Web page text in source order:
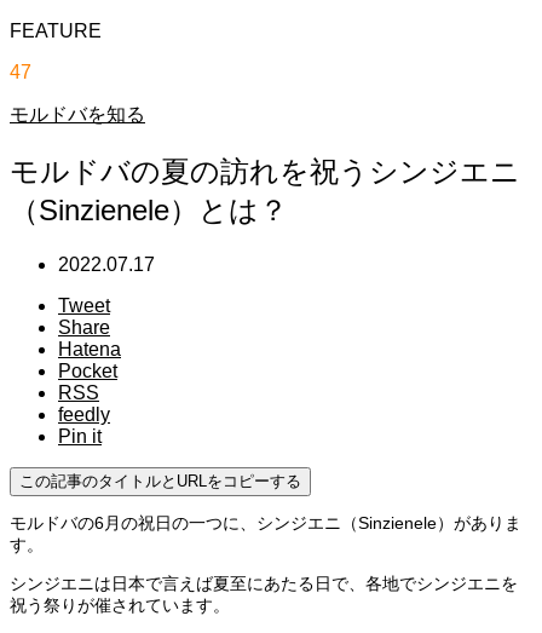
FEATURE
47
モルドバを知る
モルドバの夏の訪れを祝うシンジエニ
（Sinzienele）とは？
2022.07.17
Tweet
Share
Hatena
Pocket
RSS
feedly
Pin it
この記事のタイトルとURLをコピーする
モルドバの6月の祝日の一つに、シンジエニ（Sinzienele）がありま
す。
シンジエニは日本で言えば夏至にあたる日で、各地でシンジエニを
祝う祭りが催されています。